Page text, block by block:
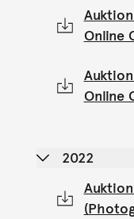
Online
Online
2022